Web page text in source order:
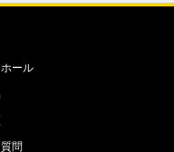
ール
問